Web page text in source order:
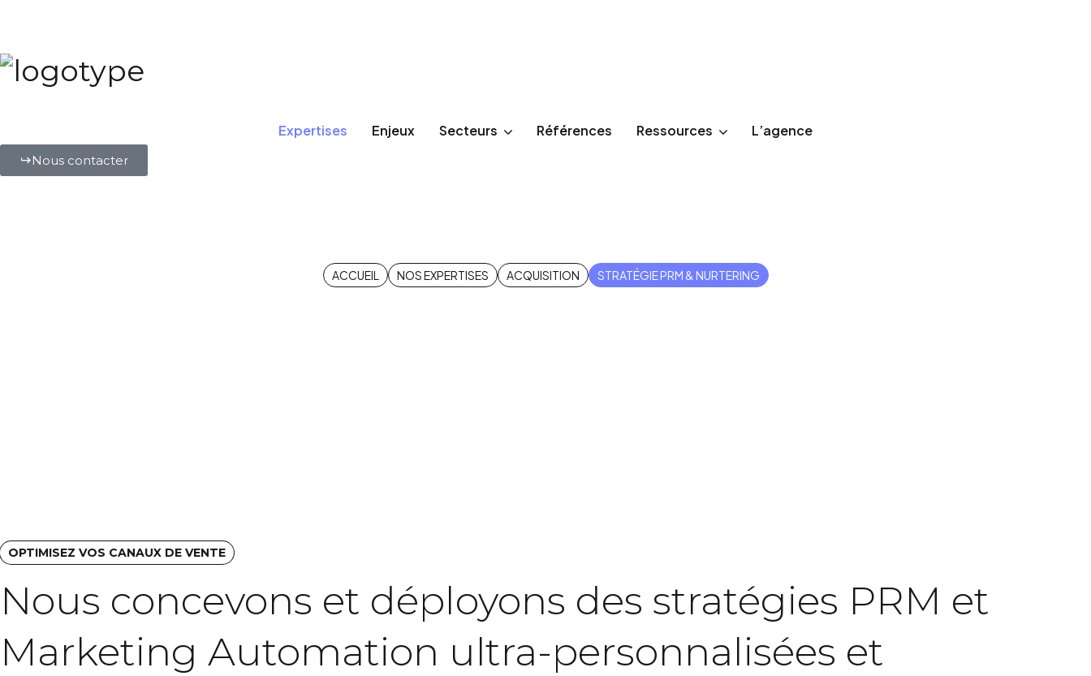
Expertises Enjeux Secteurs Références Ressources L’agence
Nous contacter
ACCUEIL NOS EXPERTISES ACQUISITION STRATÉGIE PRM & NURTERING
OPTIMISEZ VOS CANAUX DE VENTE
Nous concevons et déployons des stratégies PRM et
Marketing Automation ultra-personnalisées et